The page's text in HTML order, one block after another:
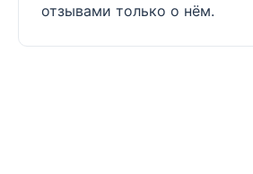
отзывами только о нём.